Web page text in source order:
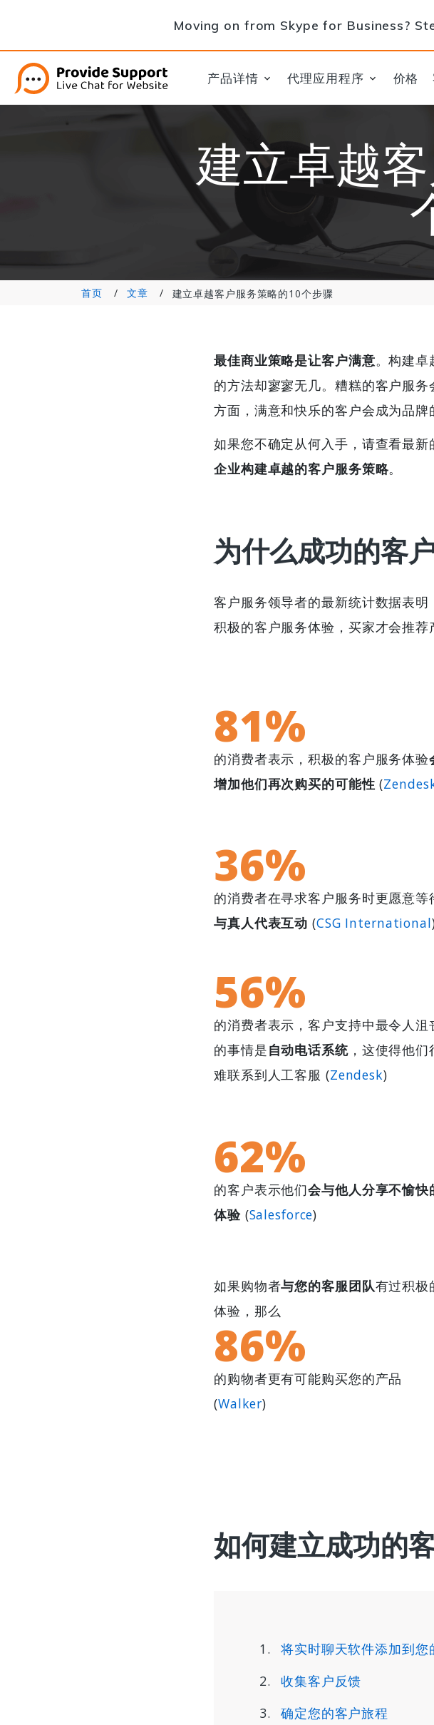
Moving on from Skype for Business?
产品详情 代理应用程序 价格
建立卓越
首页 文章 建立卓越客户服务策略的10个步骤
最佳商业策略是让客户满意。构建卓
的方法却寥寥无几。糟糕的客户服
方面，满意和快乐的客户会成为品牌
如果您不确定从何入手，请查看最
企业构建卓越的客户服务策略。
为什么成功的客
客户服务领导者的最新统计数据表
积极的客户服务体验，买家才会推荐
81%
的消费者表示，积极的客户服务体验
增加他们再次购买的可能性 (
36%
的消费者在寻求客户服务时更愿意等
与真人代表互动 (CSG International
56%
的消费者表示，客户支持中最令人沮
的事情是自动电话系统，这使得他们
难联系到人工客服 (Zendesk)
62%
的客户表示他们会与他人分享不愉快
体验(Salesforce)
如果购物者与您的客服团队有过积极
体验，那么
86%
的购物者更有可能购买您的产品
(Walker)
如何建立成功的
将实时聊天软件添加到您
收集客户反馈
确定您的客户旅程